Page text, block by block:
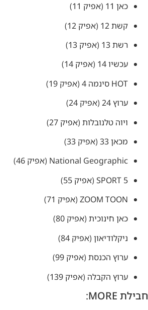
כאן 11 (אפיק 11)
קשת 12 (אפיק 12)
רשת 13 (אפיק 13)
עכשיו 14 (אפיק 14)
HOT סינמה 4 (אפיק 19)
ערוץ 24 (אפיק 24)
ויוה טלנובלות (אפיק 27)
מכאן 33 (אפיק 33)
National Geographic (אפיק 46)
5 SPORT (אפיק 55)
ZOOM TOON (אפיק 71)
כאן חינוכית (אפיק 80)
ניקלודיאון (אפיק 84)
ערוץ הכנסת (אפיק 99)
ערוץ הקבלה (אפיק 139)
חבילת MORE: